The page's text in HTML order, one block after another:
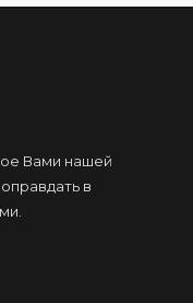
Вами нашей
в